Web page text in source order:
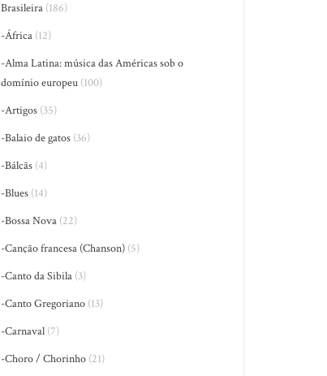
Brasileira (186)
-África (12)
-Alma Latina: música das Américas sob o
domínio europeu (100)
-Artigos (35)
-Balaio de gatos (36)
-Bálcãs (4)
-Blues (14)
-Bossa Nova (22)
-Canção francesa (Chanson) (5)
-Canto da Sibila (3)
-Canto Gregoriano (13)
-Carnaval (7)
-Choro / Chorinho (21)